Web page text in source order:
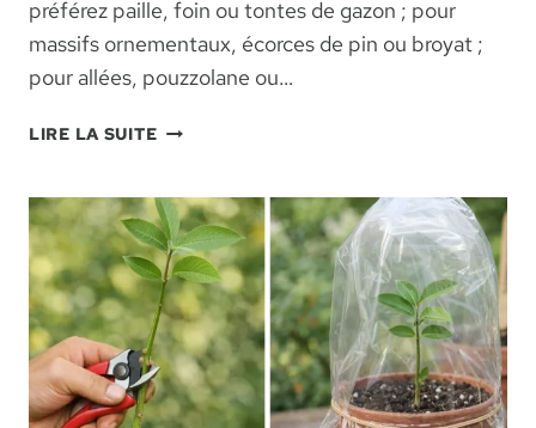
préférez paille, foin ou tontes de gazon ; pour
massifs ornementaux, écorces de pin ou broyat ;
pour allées, pouzzolane ou…
LIRE LA SUITEPAILLIS
COMMENT
CHOISIR
ET
UTILISER
LE
BON
PAILLAGE